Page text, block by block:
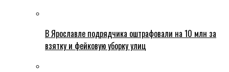
В Ярославле подрядчика оштрафовали на 10 млн за
взятку и фейковую уборку улиц